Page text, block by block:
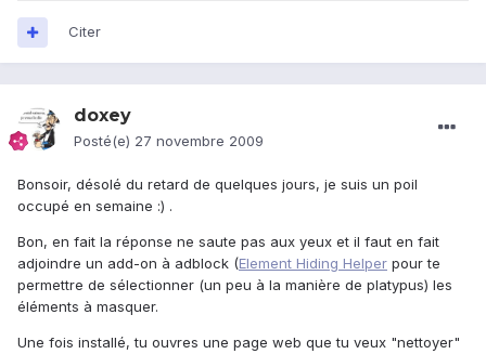
Citer
doxey
Posté(e) 27 novembre 2009
Bonsoir, désolé du retard de quelques jours, je suis un poil
occupé en semaine :) .
Bon, en fait la réponse ne saute pas aux yeux et il faut en fait
adjoindre un add-on à adblock (Element Hiding Helper pour te
permettre de sélectionner (un peu à la manière de platypus) les
éléments à masquer.
Une fois installé, tu ouvres une page web que tu veux "nettoyer"